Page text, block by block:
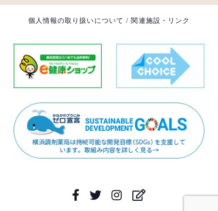
個人情報の取り扱いについて / 関連施設・リンク